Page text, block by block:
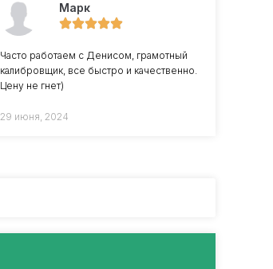
Марк
Часто работаем с Денисом, грамотный
калибровщик, все быстро и качественно.
Цену не гнет)
29 июня, 2024